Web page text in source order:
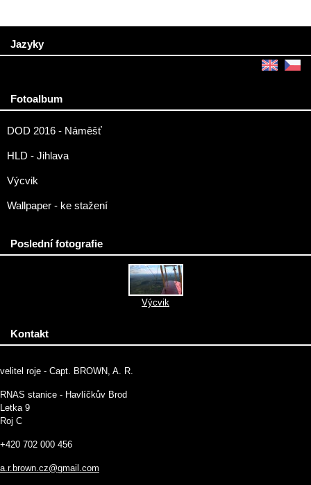
Jazyky
Fotoalbum
DOD 2016 - Náměšť
HLD - Jihlava
Výcvik
Wallpaper - ke stažení
Poslední fotografie
Výcvik
Kontakt
velitel roje - Capt. BROWN, A. R.
RNAS stanice - Havlíčkův Brod
Letka 9
Roj C
+420 702 000 456
a.r.brown.cz@gmail.com